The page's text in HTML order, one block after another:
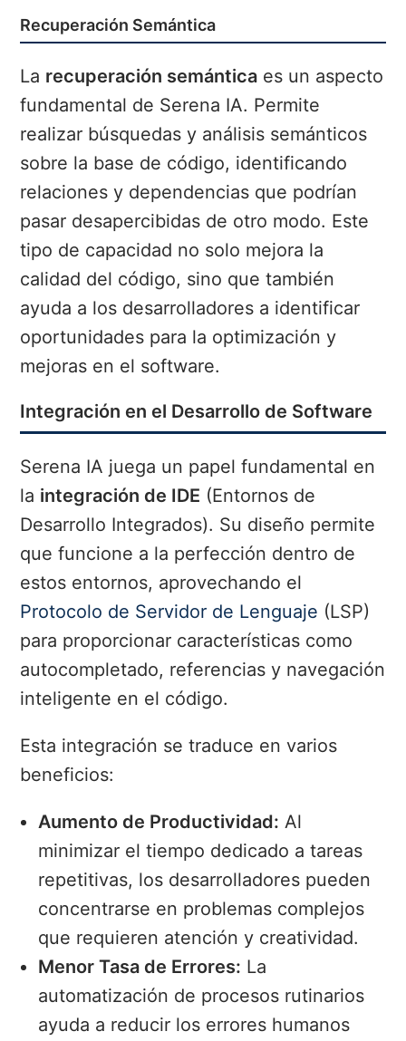
Recuperación Semántica
La recuperación semántica es un aspecto
fundamental de Serena IA. Permite
realizar búsquedas y análisis semánticos
sobre la base de código, identificando
relaciones y dependencias que podrían
pasar desapercibidas de otro modo. Este
tipo de capacidad no solo mejora la
calidad del código, sino que también
ayuda a los desarrolladores a identificar
oportunidades para la optimización y
mejoras en el software.
Integración en el Desarrollo de Software
Serena IA juega un papel fundamental en
la integración de IDE (Entornos de
Desarrollo Integrados). Su diseño permite
que funcione a la perfección dentro de
estos entornos, aprovechando el
Protocolo de Servidor de Lenguaje (LSP)
para proporcionar características como
autocompletado, referencias y navegación
inteligente en el código.
Esta integración se traduce en varios
beneficios:
Aumento de Productividad: Al
minimizar el tiempo dedicado a tareas
repetitivas, los desarrolladores pueden
concentrarse en problemas complejos
que requieren atención y creatividad.
Menor Tasa de Errores: La
automatización de procesos rutinarios
ayuda a reducir los errores humanos